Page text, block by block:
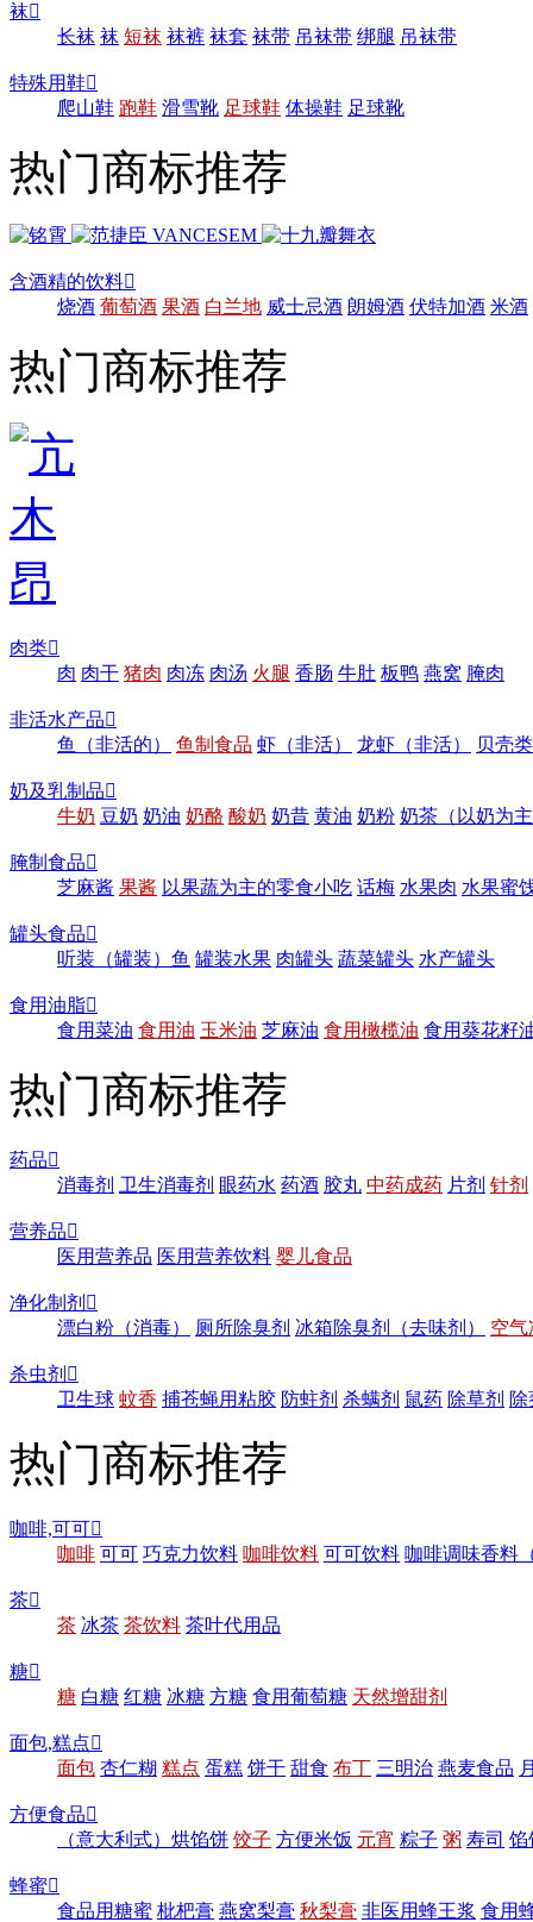
袜
长袜 袜 短袜 袜裤 袜套 袜带 吊袜带 绑腿 吊袜带
特殊用鞋
爬山鞋 跑鞋 滑雪靴 足球鞋 体操鞋 足球靴
热门商标推荐
含酒精的饮料
烧酒 葡萄酒 果酒 白兰地 威士忌酒 朗姆酒 伏特加酒 米酒
热门商标推荐
肉类
肉 肉干 猪肉 肉冻 肉汤 火腿 香肠 牛肚 板鸭 燕窝 腌肉
非活水产品
鱼（非活的）
鱼制食品 虾（非活） 龙虾（非活） 贝壳
奶及乳制品
牛奶 豆奶 奶油 奶酪 酸奶 奶昔 黄油 奶粉 奶茶（以奶为
腌制食品
芝麻酱 果酱 以果蔬为主的零食小吃 话梅 水果肉 水果蜜
罐头食品
听装（罐装）鱼 罐装水果 肉罐头 蔬菜罐头 水产罐头
食用油脂
食用菜油 食用油 玉米油 芝麻油 食用橄榄油 食用葵花籽
热门商标推荐
药品
消毒剂 卫生消毒剂 眼药水 药酒 胶丸 中药成药 片剂 针剂
营养品
医用营养品 医用营养饮料 婴儿食品
净化制剂 
漂白粉（消毒）
厕所除臭剂 冰箱除臭剂（去味剂） 空气
杀虫剂 
卫生球 蚊香 捕苍蝇用粘胶 防蛀剂 杀螨剂 鼠药 除草剂
热门商标推荐
咖啡,可可
咖啡 可可 巧克力饮料 咖啡饮料 可可饮料 咖啡调味香料
茶
茶 冰茶 茶饮料 茶叶代用品
糖
糖 白糖 红糖 冰糖 方糖 食用葡萄糖 天然增甜剂
面包,糕点
面包 杏仁糊 糕点 蛋糕 饼干 甜食 布丁 三明治 燕麦食品
方便食品
（意大利式）烘馅饼 饺子 方便米饭 元宵 粽子 粥 寿司 馅
蜂蜜
食品用糖蜜 枇杷膏 燕窝梨膏 秋梨膏 非医用蜂王浆 食用